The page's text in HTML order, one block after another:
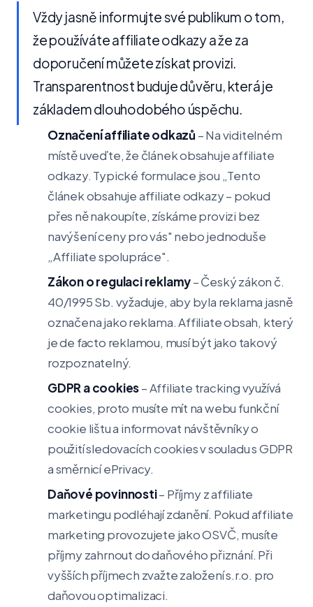
Vždy jasně informujte své publikum o tom,
že používáte affiliate odkazy a že za
doporučení můžete získat provizi.
Transparentnost buduje důvěru, která je
základem dlouhodobého úspěchu.
Označení affiliate odkazů – Na viditelném
místě uveďte, že článek obsahuje affiliate
odkazy. Typické formulace jsou „Tento
článek obsahuje affiliate odkazy – pokud
přes ně nakoupíte, získáme provizi bez
navýšení ceny pro vás" nebo jednoduše
„Affiliate spolupráce".
Zákon o regulaci reklamy– Český zákon č.
40/1995 Sb. vyžaduje, aby byla reklama jasně
označena jako reklama. Affiliate obsah, který
je de facto reklamou, musí být jako takový
rozpoznatelný.
GDPR a cookies– Affiliate tracking využívá
cookies, proto musíte mít na webu funkční
cookie lištu a informovat návštěvníky o
použití sledovacích cookies v souladu s GDPR
a směrnicí ePrivacy.
Daňové povinnosti– Příjmy z affiliate
marketingu podléhají zdanění. Pokud affiliate
marketing provozujete jako OSVČ, musíte
příjmy zahrnout do daňového přiznání. Při
vyšších příjmech zvažte založení s.r.o. pro
daňovou optimalizaci.